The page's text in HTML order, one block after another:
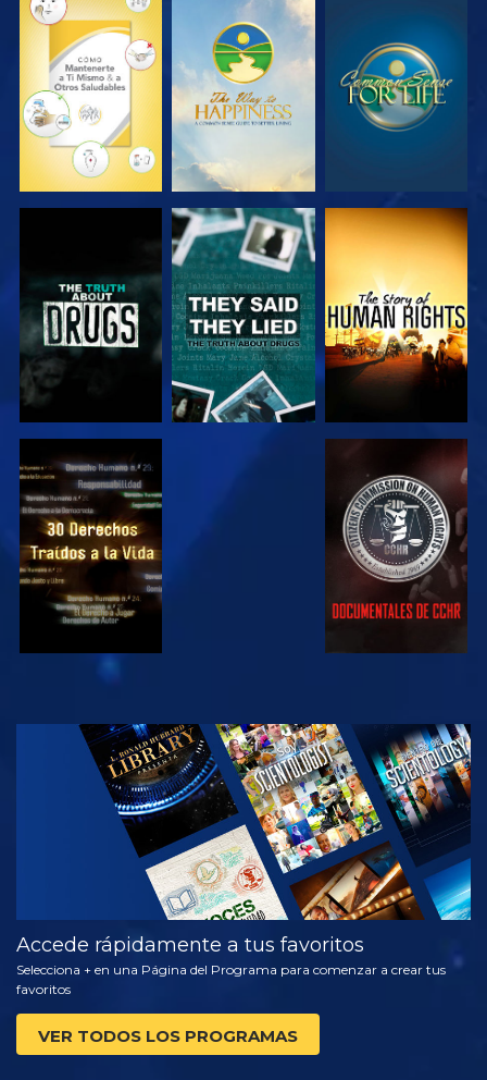
VE VE VE
VE VE
VE VE
VE
EXPLORA LAS
SERIES
Accede rápidamente a tus favoritos
Selecciona + en una Página del Programa para comenzar a crear tus
favoritos
VER TODOS LOS PROGRAMAS